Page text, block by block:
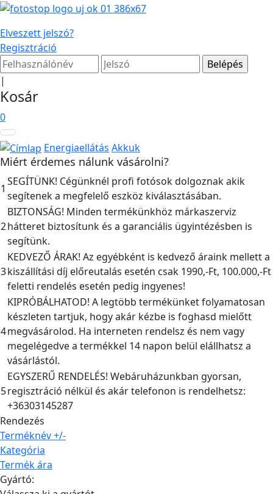
Elveszett jelszó?
Regisztráció
|
Kosár
0
Energiaellátás Akkuk
Miért érdemes nálunk vásárolni?
1
SEGÍTÜNK! Cégünknél profi fotósok dolgoznak akik
segítenek a megfelelő eszköz kiválasztásában.
2
BIZTONSÁG! Minden termékünkhöz márkaszerviz
hátteret biztosítunk és a garanciális ügyintézésben is
segítünk.
3
KEDVEZŐ ÁRAK! Az egyébként is kedvező áraink mellett a
kiszállítási díj előreutalás esetén csak 1990,-Ft, 100.000,-Ft
feletti rendelés esetén pedig ingyenes!
4
KIPRÓBÁLHATOD! A legtöbb termékünket folyamatosan
készleten tartjuk, hogy akár kézbe is foghasd mielőtt
megvásárolod. Ha interneten rendelsz és nem vagy
megelégedve a termékkel 14 napon belül elállhatsz a
vásárlástól.
5
EGYSZERŰ RENDELÉS! Webáruházunkban gyorsan,
regisztráció nélkül és akár telefonon is rendelhetsz:
+36303145287
Rendezés
Terméknév +/-
Kategória
Termék ára
Gyártó: